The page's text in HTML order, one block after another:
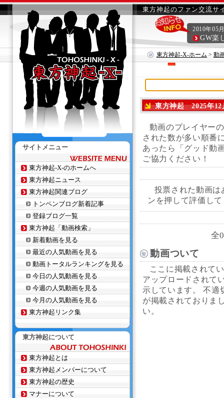
東方神起のファン交流サ
東方神起-X-ホーム > 動
2010年05
GW楽
東方神起 2025年12
動画のプレイヤー
された数が多い順番
あったら「グッド動
ご協力ください！
投票された動画
ンを押して評価し
全
動画ついて
ここに掲載されて
アップロードされて
示しています。 不適
が掲載されておりま
い。
サイトメニュー
東方神起-X-のホームへ
東方神起ニュース
東方神起関連ブログ
トンペンブログ新着記事
登録ブログ一覧
東方神起「動画検索」
新着動画を見る
最近の人気動画を見る
動画トータルランキングを見る
今日の人気動画を見る
今週の人気動画を見る
今月の人気動画を見る
東方神起リンク集
東方神起について
東方神起とは
東方神起メンバーについて
東方神起の歴史
マナーについて